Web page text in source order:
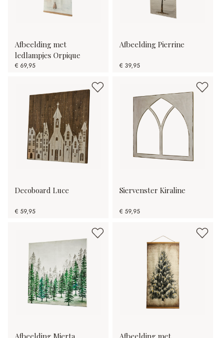
Afbeelding met
ledlampjes Orpique
€ 69,95
Afbeelding Pierrine
€ 39,95
Decoboard Luce
€ 59,95
Siervenster Kiraline
€ 59,95
Afbeelding Mierta
Afbeelding met